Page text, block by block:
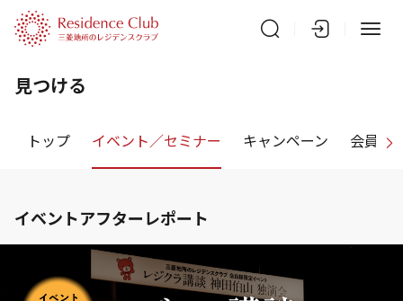
見つける
トップ イベント／セミナー キャンペーン 会員特
イベントアフターレポート